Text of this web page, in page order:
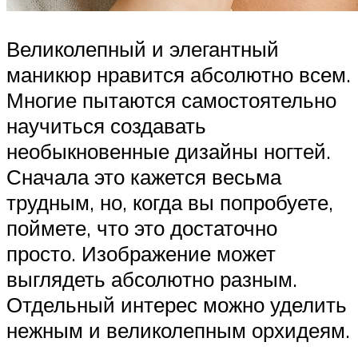
Великолепный и элегантный
маникюр нравится абсолютно всем.
Многие пытаются самостоятельно
научиться создавать
необыкновенные дизайны ногтей.
Сначала это кажется весьма
трудным, но, когда вы попробуете,
поймете, что это достаточно
просто. Изображение может
выглядеть абсолютно разным.
Отдельный интерес можно уделить
нежным и великолепным орхидеям.